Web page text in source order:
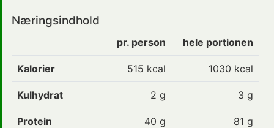
Næringsindhold
pr. person hele portionen
Kalorier 515 kcal 1030 kcal
Kulhydrat 2 g 3 g
Protein 40 g 81 g